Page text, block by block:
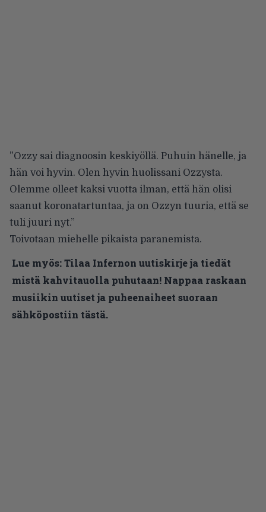
”Ozzy sai diagnoosin keskiyöllä. Puhuin hänelle, ja
hän voi hyvin. Olen hyvin huolissani Ozzysta.
Olemme olleet kaksi vuotta ilman, että hän olisi
saanut koronatartuntaa, ja on Ozzyn tuuria, että se
tuli juuri nyt.”
Toivotaan miehelle pikaista paranemista.
Lue myös:Tilaa Infernon uutiskirje ja tiedät
mistä kahvitauolla puhutaan! Nappaa raskaan
musiikin uutiset ja puheenaiheet suoraan
sähköpostiin tästä.